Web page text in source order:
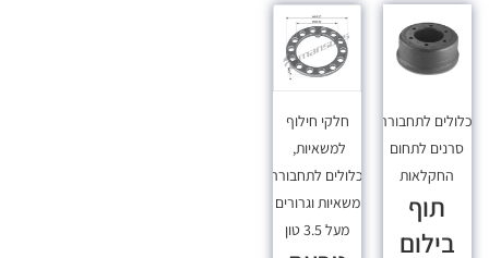
לתחבורה,
סרנים לתחום
החקלאות
תוף
בילום
חלקי חילוף
למשאיות,
מכלולים לתחבורה,
משאיות וגרורים
מעל 3.5 טון